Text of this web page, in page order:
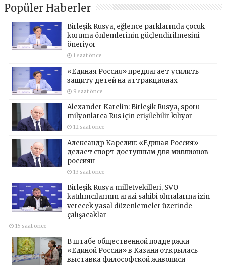
Popüler Haberler
Birleşik Rusya, eğlence parklarında çocuk
koruma önlemlerinin güçlendirilmesini
öneriyor
1 saat önce
«Единая Россия» предлагает усилить
защиту детей на аттракционах
9 saat önce
Alexander Karelin: Birleşik Rusya, sporu
milyonlarca Rus için erişilebilir kılıyor
12 saat önce
Александр Карелин: «Единая Россия»
делает спорт доступным для миллионов
россиян
13 saat önce
Birleşik Rusya milletvekilleri, SVO
katılımcılarının arazi sahibi olmalarına izin
verecek yasal düzenlemeler üzerinde
çalışacaklar
15 saat önce
В штабе общественной поддержки
«Единой России» в Казани открылась
выставка философской живописи